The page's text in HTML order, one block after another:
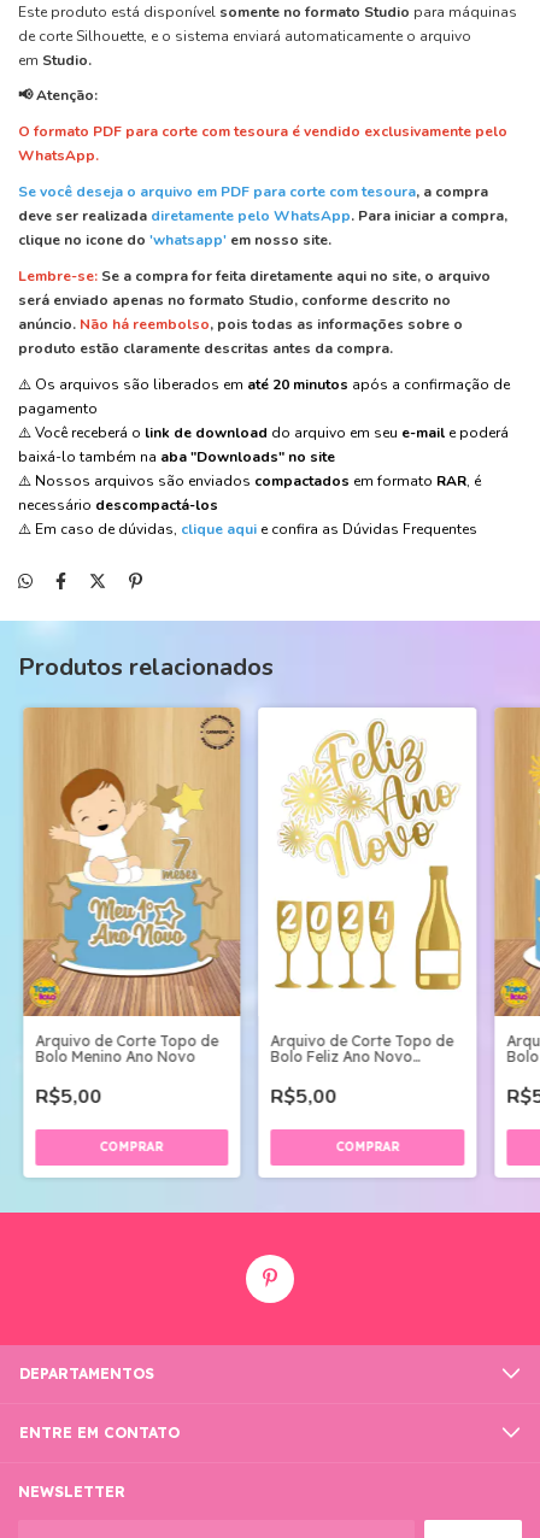
Este produto está disponível somente no formato Studio para máquinas
de corte Silhouette, e o sistema enviará automaticamente o arquivo
em Studio.
📢 Atenção:
O formato PDF para corte com tesoura é vendido exclusivamente pelo
WhatsApp.
Se você deseja o arquivo em PDF para corte com tesoura, a compra
deve ser realizada diretamente pelo WhatsApp. Para iniciar a compra,
clique no icone do 'whatsapp' em nosso site.
Lembre-se: Se a compra for feita diretamente aqui no site, o arquivo
será enviado apenas no formato Studio, conforme descrito no
anúncio. Não há reembolso, pois todas as informações sobre o
produto estão claramente descritas antes da compra.
⚠️ Os arquivos são liberados em até 20 minutos após a confirmação de
pagamento
⚠️ Você receberá o link de download do arquivo em seu e-mail e poderá
baixá-lo também na aba "Downloads" no site
⚠️ Nossos arquivos são enviados compactados em formato RAR, é
necessário descompactá-los
⚠️ Em caso de dúvidas, clique aqui e confira as Dúvidas Frequentes
Produtos relacionados
Arquivo de Corte Topo de
Bolo Menino Ano Novo
R$5,00
Arquivo de Corte Topo de
Bolo Feliz Ano Novo
R$5,00
DEPARTAMENTOS
ENTRE EM CONTATO
NEWSLETTER